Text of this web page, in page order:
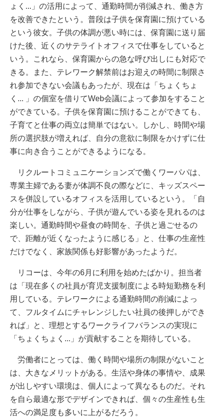
ょく...」の活用によって、通勤時間が削減され、働き方
を改善できたという。普段は子供を保育園に預けている
という彼女。子供の体調が悪い時には、保育園に送り届
けた後、近くのサテライトオフィスで仕事をしていると
いう。これなら、保育園からの急な呼び出しにも対応で
きる。また、テレワーク解禁前はお迎えの時間に制限さ
れ参加できない会議もあったが、現在は「ちょくちょ
く... 」の個室を借りてWeb会議によって参加をすること
ができている。子供を保育園に預けることができても、
子育てと仕事の両立は簡単ではない。しかし、時間や場
所の選択肢が増えれば、自分の意欲に制限をかけずに仕
事に向き合うことができるようになる。
リクルートコミュニケーションズで働くワーパパは、
専業主婦である妻が体調不良の際などに、キッズスペー
スを併設しているオフィスを活用しているという。「自
分が仕事をしながら、子供が遊んでいる姿を見れるのは
楽しい。通勤時間や昼食の時間を、子供と過ごせるの
で、距離が近くなったように感じる」と、仕事の生産性
だけでなく、家族関係も好影響があったようだ。
リコーは、今年の6月に利用を始めたばかり。担当者
は「現在多くの社員が育児支援制度による時短勤務を利
用している。テレワークによる通勤時間の削減によっ
て、フルタイムにチャレンジしたい社員の後押しができ
れば」と、理想とするワークライフバランスの実現に
「ちょくちょく...」が貢献することを期待している。
労働者にとっては、働く時間や場所の制限がないこと
は、大きなメリットがある。生活や身体の事情や、成果
が出しやすい環境は、個人によって異なるものだ。それ
を自ら最適な形でデザインできれば、個々の生産性も生
活への満足度も多いに上がるだろう。